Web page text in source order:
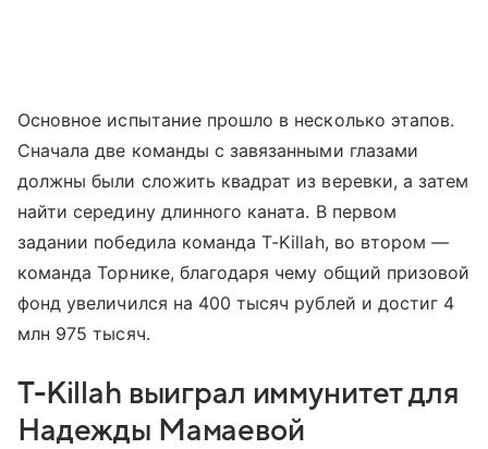
Основное испытание прошло в несколько этапов.
Сначала две команды с завязанными глазами
должны были сложить квадрат из веревки, а затем
найти середину длинного каната. В первом
задании победила команда T-Killah, во втором —
команда Торнике, благодаря чему общий призовой
фонд увеличился на 400 тысяч рублей и достиг 4
млн 975 тысяч.
T-Killah выиграл иммунитет для
Надежды Мамаевой